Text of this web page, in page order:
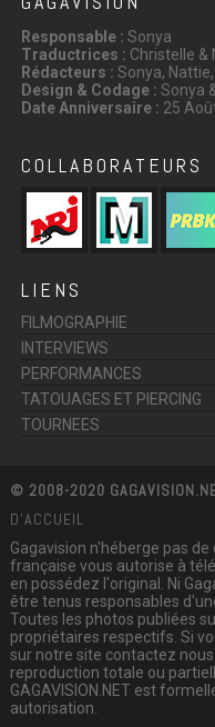
Responsable : Sonya
Traductrices : Christelle &
Rédacteurs : Sonya,
Design & Codage : Sonya
Date Anniversaire : 25
COLLABORATEURS
LIENS
FILMOGRAPHIE
INTERVIEWS
PERFORMANCES
TATOUAGES ET PIERCING
TOURNEES
© 2008-2020
D'ACCUEIL
Gagavision n'héberge pas
française vous autorise à
en possédez l'original. Ni
être tenus responsables
Toutes les photos publiées
propriétaires respectifs. Si
sur notre site contactez
reproduction totale ou
GAGAVISION.NET est
autorisation.